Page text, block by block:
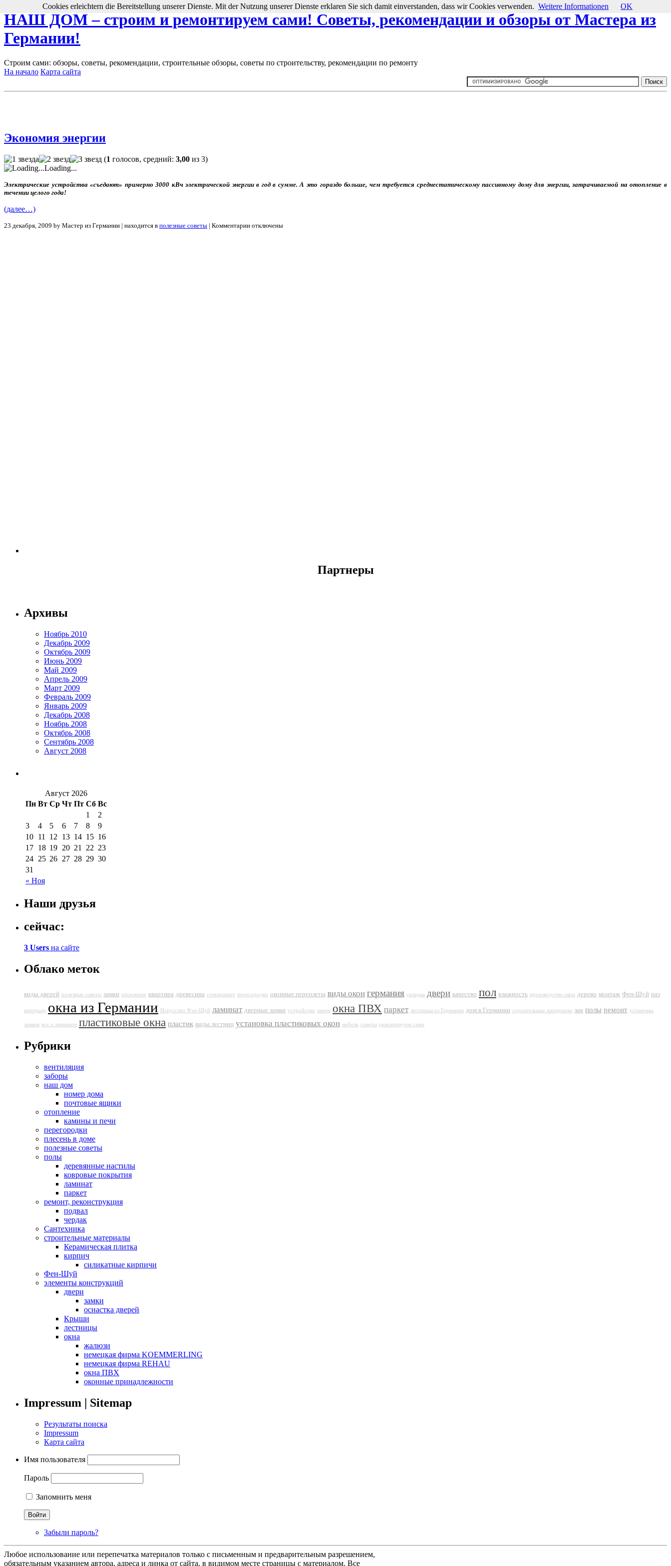
НАШ ДОМ – строим и ремонтируем сами! Советы, рекомендации и обзоры от Мастера из
Германии!
Строим сами: обзоры, советы, рекомендации, строительные обзоры, советы по строительству, рекомендации по ремонту
На начало Карта сайта
Экономия энергии
(1 голосов, средний: 3,00 из 3)
Loading...
Электрические устройства «съедают» примерно 3000 кВч электрической энергии в год в сумме. А это гораздо больше, чем требуется среднестатическому пассивному дому для энергии, затрачиваемой на отопление в
течении целого года!
(далее…)
23 декабря, 2009 by Мастер из Германии | находится в полезные советы | Комментарии отключены
Партнеры
Архивы
Ноябрь 2010
Декабрь 2009
Октябрь 2009
Июнь 2009
Май 2009
Апрель 2009
Март 2009
Февраль 2009
Январь 2009
Декабрь 2008
Ноябрь 2008
Октябрь 2008
Сентябрь 2008
Август 2008
Август 2026
Пн Вт Ср Чт Пт Сб Вс
« Ноя
1
2
3
4 5 6 7 8
9
10 11 12 13 14 15 16
17 18 19 20 21 22 23
24 25 26 27 28 29 30
31
Наши друзья
сейчас:
3 Users на сайте
Облако меток
виды дверей полезные советы замки отопление квартира древесина стеклопакет перегородки оконные переплеты виды окон германия укладка двери качество пол влажность производство окон дерево монтаж Фен-Шуй паз
интерьер окна из Германии Искусство Фэн-Шуй ламинат дверные замки устройство замок окна ПВХ паркет лестницы из Германии дом в Германии строительные материалы лак полы ремонт установка
замков все о ламинате пластиковые окна пластик виды лестниц установка пластиковых окон мебель советы ремонтируем сами
Рубрики
вентиляция
заборы
наш дом
номер дома
почтовые ящики
отопление
камины и печи
перегородки
плесень в доме
полезные советы
полы
деревянные настилы
ковровые покрытия
ламинат
паркет
ремонт, реконструкция
подвал
чердак
Сантехника
строительные материалы
Керамическая плитка
кирпич
силикатные кирпичи
Фен-Шуй
элементы конструкций
двери
замки
оснастка дверей
Крыши
лестницы
окна
жалюзи
немецкая фирма KOEMMERLING
немецкая фирма REHAU
окна ПВХ
оконные принадлежности
Impressum | Sitemap
Результаты поиска
Impressum
Карта сайта
Имя пользователя
Пароль
Запомнить меня
Забыли пароль?
Любое использование или перепечатка материалов только с письменным и предварительным разрешением,
обязательным указанием автора, адреса и линка от сайта, в видимом месте страницы с материалом. Все
Cookies erleichtern die Bereitstellung unserer Dienste. Mit der Nutzung unserer Dienste erklaren Sie sich damit einverstanden, dass wir Cookies verwenden. Weitere Informationen OK